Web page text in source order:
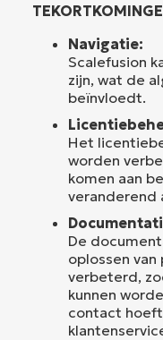
Navigatie:
Scalefusion
zijn, wat de
beïnvloedt.
Het
worden
komen aan
veranderend
De
oplossen
verbeterd,
kunnen
contact